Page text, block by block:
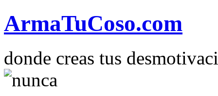
ArmaTuCoso.com
donde creas tus